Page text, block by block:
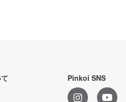
Pinkoi SNS